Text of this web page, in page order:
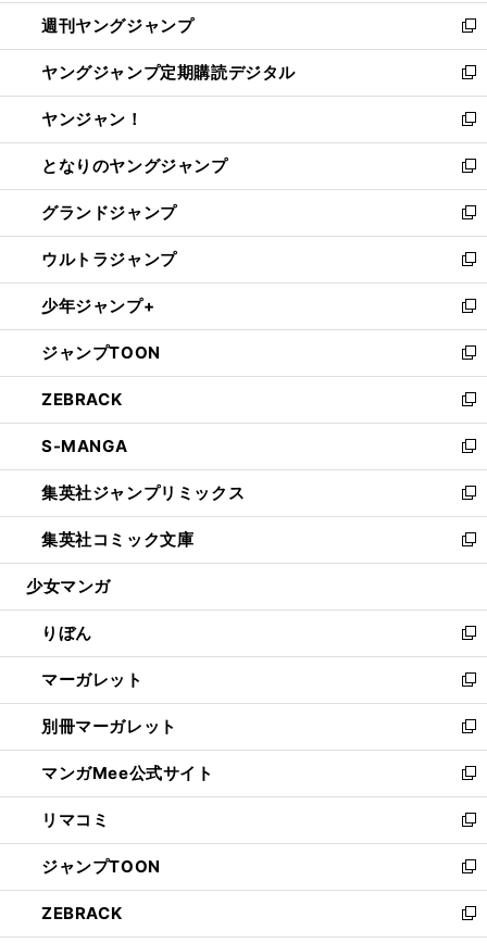
く
で
開
く
ン
ド
ウ
で
開
く
ウ
ィ
ン
ド
ウ
で
開
く
週刊ヤングジャンプ
新
し
い
ウ
ィ
ン
ド
ウ
で
開
く
ヤングジャンプ定期購読デジタル
新
し
い
ウ
ィ
ン
ド
ウ
で
開
く
ヤンジャン！
新
し
い
ウ
ィ
ン
ド
ウ
で
開
く
となりのヤングジャンプ
新
し
い
ウ
ィ
ン
ド
ウ
で
開
く
グランドジャンプ
新
し
い
ウ
ィ
ン
ド
ウ
で
開
く
ウルトラジャンプ
新
し
い
ウ
ィ
ン
ド
ウ
で
開
く
少年ジャンプ+
新
し
い
ウ
ィ
ン
ド
ウ
で
開
く
ジャンプTOON
新
し
い
ウ
ィ
ン
ド
ウ
で
開
ZEBRACK
新
し
い
ウ
ィ
ン
ド
ウ
開
く
S-MANGA
新
し
い
ウ
ィ
ン
ウ
で
開
く
集英社ジャンプリミックス
新
し
い
ウ
ン
ド
ウ
で
開
く
集英社コミック文庫
新
し
ウ
ィ
ン
ド
ウ
で
開
く
少女マンガ
りぼん
新
し
い
ウ
ィ
ン
ド
ウ
で
開
く
マーガレット
新
し
い
ウ
ィ
ン
ド
ウ
で
開
く
別冊マーガレット
新
し
い
ウ
ィ
ン
ド
ウ
で
開
マンガMee公式サイト
新
し
い
ウ
ィ
ン
ド
ウ
リマコミ
新
し
い
ウ
ィ
ン
ジャンプTOON
新
し
い
ZEBRACK
新